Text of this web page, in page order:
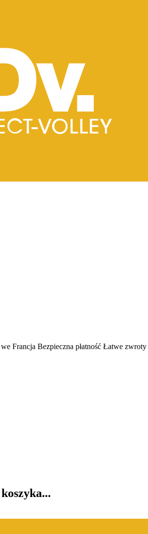
Francja Bezpieczna płatność Łatwe zwroty